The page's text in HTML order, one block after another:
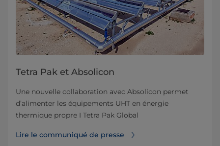
Tetra Pak et Absolicon
Une nouvelle collaboration avec Absolicon permet
d’alimenter les équipements UHT en énergie
thermique propre I Tetra Pak Global
Lire le communiqué de presse